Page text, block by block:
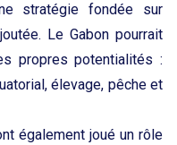
stratégie fondée sur
Le Gabon pourrait
propres potentialités :
élevage, pêche et
également joué un rôle